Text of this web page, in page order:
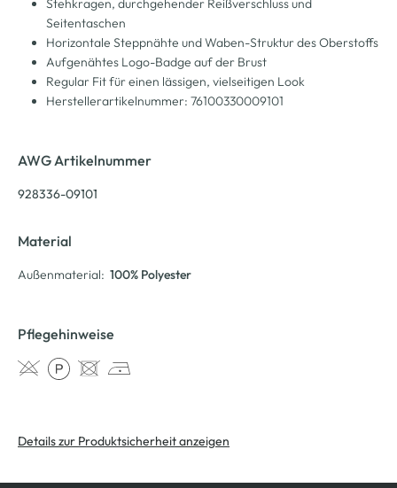
Seitentaschen
Horizontale Steppnähte und Waben-Struktur des Oberstoffs
Aufgenähtes Logo-Badge auf der Brust
Regular Fit für einen lässigen, vielseitigen Look
Herstellerartikelnummer: 76100330009101
AWG Artikelnummer
928336-09101
Material
Außenmaterial: 100% Polyester
Pflegehinweise
Details zur Produktsicherheit anzeigen